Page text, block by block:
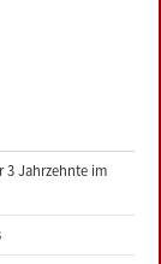
3 Jahrzehnte im